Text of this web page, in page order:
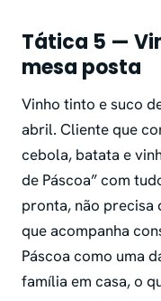
Tática 5 —
mesa posta
Vinho tinto e suco
abril. Cliente que
cebola, batata e
de Páscoa” com
pronta, não precisa
que acompanha
Páscoa como uma
família em casa, o